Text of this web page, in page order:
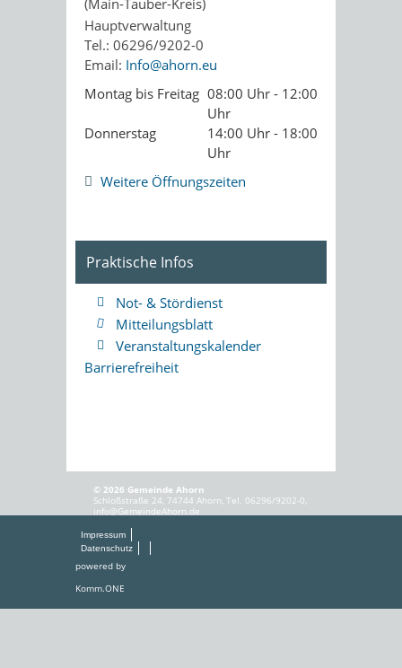
(Main-Tauber-Kreis)
Hauptverwaltung
Tel.: 06296/9202-0
Email: Info@ahorn.eu
Montag bis Freitag 08:00 Uhr - 12:00
Uhr
Donnerstag
14:00 Uhr - 18:00
Uhr
Weitere Öffnungszeiten
Praktische Infos
Not- & Stördienst
Mitteilungsblatt
Veranstaltungskalender
Barrierefreiheit
© 2026 Gemeinde Ahorn
Schloßstraße 24, 74744 Ahorn, Tel. 06296/9202-0,
info@GemeindeAhorn.de
Impressum
Datenschutz
powered by
Komm.ONE